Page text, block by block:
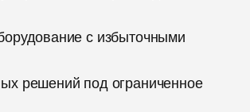
с избыточными
решений под ограниченное